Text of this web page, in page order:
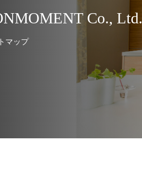
Co., Ltd.
マップ